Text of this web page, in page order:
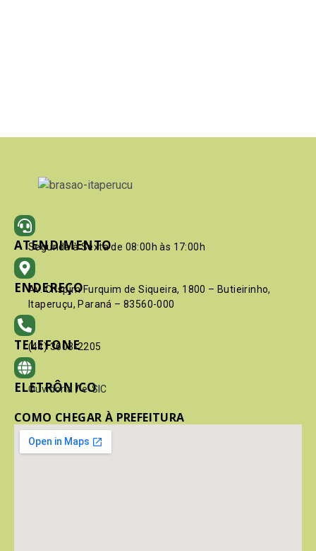
ATENDIMENTO
Segunda à Sexta de 08:00h às 17:00h
ENDEREÇO
Av. Crispim Furquim de Siqueira, 1800 – Butieirinho,
Itaperuçu, Paraná – 83560-000
TELEFONE
(41) 3603-2205
ELETRÔNICO
Ouvidoria / e-SIC
COMO CHEGAR À PREFEITURA